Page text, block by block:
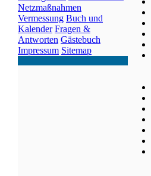
Netzmaßnahmen
Vermessung Buch und
Kalender Fragen &
Antworten Gästebuch
Impressum Sitemap